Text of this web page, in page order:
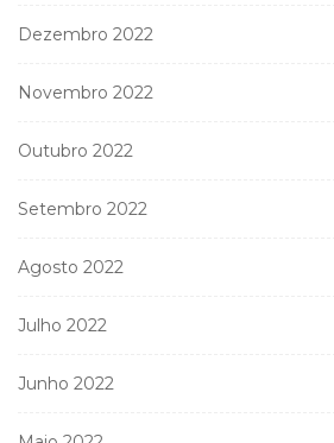
Dezembro 2022
Novembro 2022
Outubro 2022
Setembro 2022
Agosto 2022
Julho 2022
Junho 2022